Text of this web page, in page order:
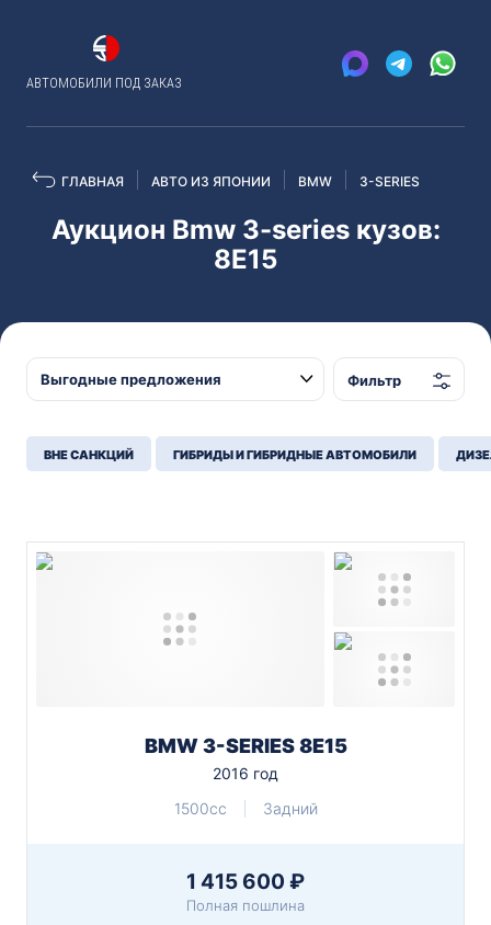
АВТОМОБИЛИ ПОД ЗАКАЗ
ГЛАВНАЯ АВТО ИЗ ЯПОНИИ BMW 3-SERIES
Аукцион Bmw 3-series кузов:
8E15
Фильтр
ВНЕ САНКЦИЙ ГИБРИДЫ И ГИБРИДНЫЕ АВТОМОБИЛИ
BMW 3-SERIES 8E15
2016 год
1500cc
Задний
1 415 600 ₽
Полная пошлина